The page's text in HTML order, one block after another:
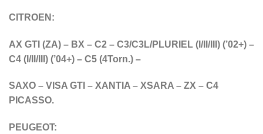
CITROEN:
AX GTI (ZA) – BX – C2 – C3/C3L/PLURIEL (I/II/III) (’02+) –
C4 (I/II/III) (’04+) – C5 (4Torn.) –
SAXO – VISA GTI – XANTIA – XSARA – ZX – C4
PICASSO.
PEUGEOT: